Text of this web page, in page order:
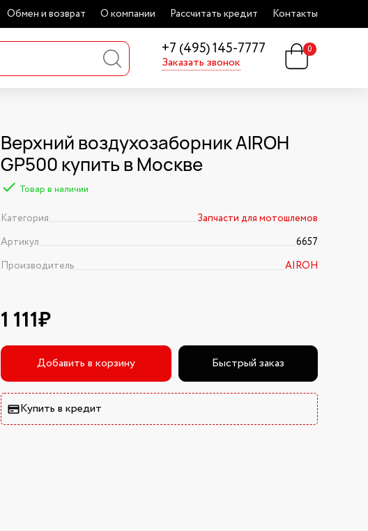
Обмен и возврат О компании Рассчитать кредит Контакты
+7 (495) 145-7777
Заказать звонок
0
Верхний воздухозаборник AIROH
GP500 купить в Москве
Товар в наличии
Категория
Запчасти для мотошлемов
Артикул
6657
Производитель
AIROH
1 111₽
Добавить в корзину Быстрый заказ
Купить в кредит